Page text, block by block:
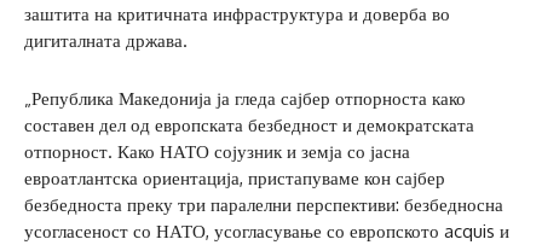
заштита на критичната инфраструктура и доверба во
дигиталната држава.
„Република Македонија ја гледа сајбер отпорноста како
составен дел од европската безбедност и демократската
отпорност. Како НАТО сојузник и земја со јасна
евроатлантска ориентација, пристапуваме кон сајбер
безбедноста преку три паралелни перспективи: безбедносна
усогласеност со НАТО, усогласување со европското acquis и